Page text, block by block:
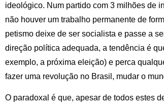
ideológico. Num partido com 3 milhões de
não houver um trabalho permanente de
petismo deixe de ser socialista e passe a
direção política adequada, a tendência é
exemplo, a próxima eleição) e perca
fazer uma revolução no Brasil, mudar o
O paradoxal é que, apesar de todos estes